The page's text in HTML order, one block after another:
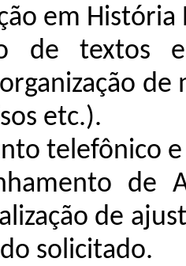
em
de textos
etc.).
telefônico
de
de
solicitado.